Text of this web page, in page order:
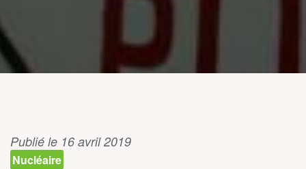
Publié le 16 avril 2019
Nucléaire